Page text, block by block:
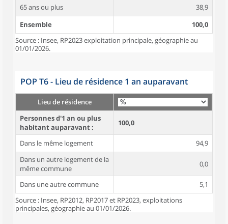
65 ans ou plus
38,9
Ensemble
100,0
Source : Insee, RP2023 exploitation principale, géographie au
01/01/2026.
POP T6 - Lieu de résidence 1 an auparavant
Lieu de résidence
Personnes d'1 an ou plus
habitant auparavant :
100,0
Dans le même logement
94,9
Dans un autre logement de la
même commune
0,0
Dans une autre commune
5,1
Source : Insee, RP2012, RP2017 et RP2023, exploitations
principales, géographie au 01/01/2026.